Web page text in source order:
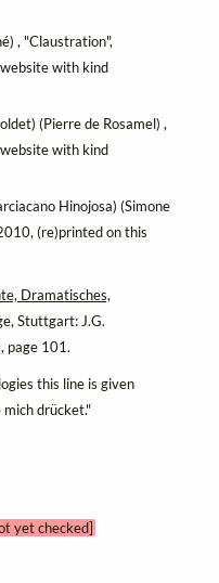
, "Claustration",
with kind
(Pierre de Rosamel) ,
with kind
Hinojosa) (Simone
(re)printed on this
Dramatisches,
Stuttgart: J.G.
page 101.
this line is given
drücket."
yet checked]